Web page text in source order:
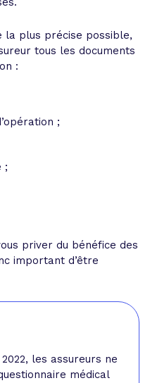
la plus précise possible,
tous les documents
:
;
;
priver du bénéfice des
important d’être
les assureurs ne
médical